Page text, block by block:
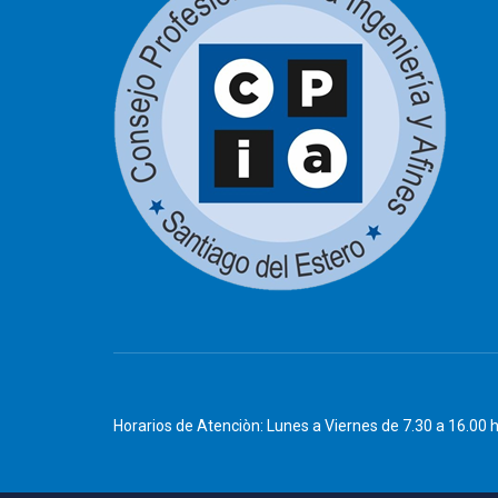
Horarios de Atenciòn: Lunes a Viernes de 7.30 a 16.00